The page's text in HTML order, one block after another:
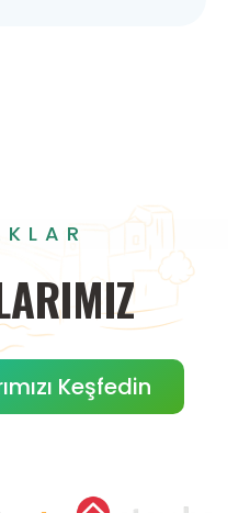
Keşfedin